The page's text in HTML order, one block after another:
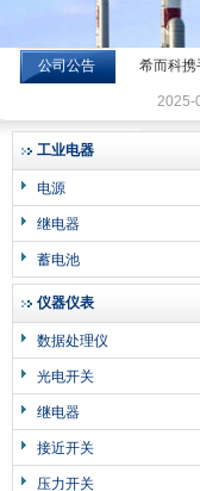
希而科工业控制设备有限公司
公司公告 希而科
2025-
工业电器
电源
继电器
蓄电池
仪器仪表
数据处理仪
光电开关
继电器
接近开关
压力开关